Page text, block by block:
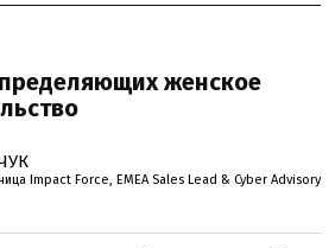
женское
Impact Force, EMEA Sales Lead & Cyber Advisory